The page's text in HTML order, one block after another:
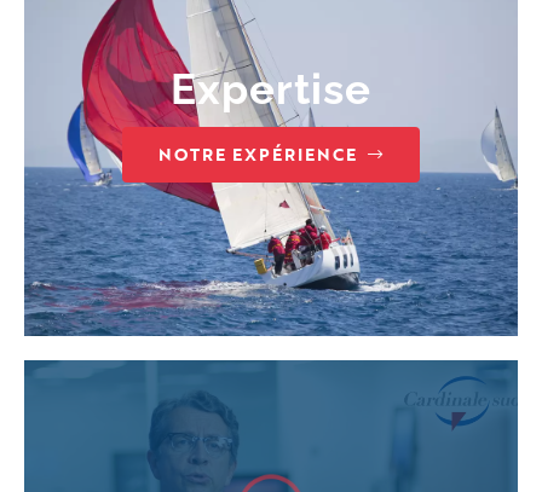
Expertise
NOTRE EXPÉRIENCE